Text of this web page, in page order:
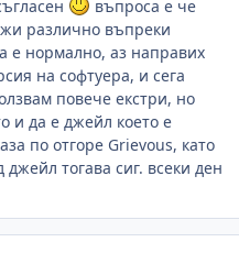
въпроса е че
различно въпреки
е нормално, аз направих
на софтуера, и сега
повече екстри, но
и да е джейл което е
по отгоре Grievous, като
тогава сиг. всеки ден